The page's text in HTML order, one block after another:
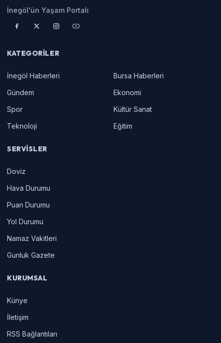
İnegöl'ün Yaşam Portalı
KATEGORILER
İnegöl Haberleri
Bursa Haberleri
Gündem
Ekonomi
Spor
Kültür Sanat
Teknoloji
Eğitim
SERVISLER
Doviz
Hava Durumu
Puan Durumu
Yol Durumu
Namaz Vakitleri
Gunluk Gazete
KURUMSAL
Künye
İletişim
RSS Bağlantıları